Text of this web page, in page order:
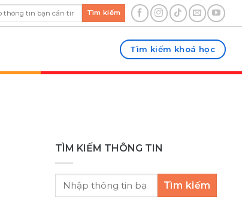
Tìm kiếm
Tìm kiếm khoá học
TÌM KIẾM THÔNG TIN
Tìm kiếm